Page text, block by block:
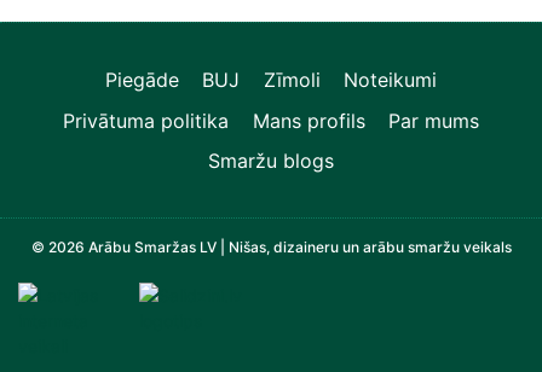
Piegāde BUJ Zīmoli
Noteikumi
Privātuma politika
Mans profils
Par mums
Smaržu blogs
© 2026 Arābu Smaržas LV | Nišas, dizaineru un arābu smaržu veikals